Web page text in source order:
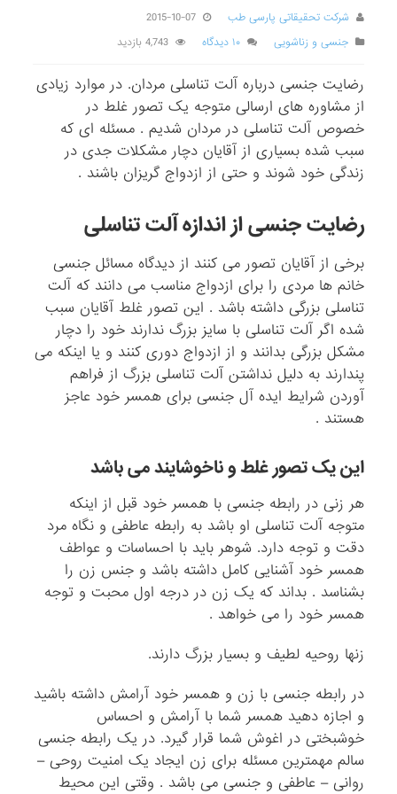
شرکت تحقیقاتی پارسی طب
2015-10-07
جنسی و زناشویی
۱۰ دیدگاه 4,743 بازدید
رضایت جنسی درباره آلت تناسلی مردان. در موارد زیادی
از مشاوره های ارسالی متوجه یک تصور غلط در
خصوص آلت تناسلی در مردان شدیم . مسئله ای که
سبب شده بسیاری از آقایان دچار مشکلات جدی در
زندگی خود شوند و حتی از ازدواج گریزان باشند .
رضایت جنسی از اندازه آلت تناسلی
برخی از آقایان تصور می کنند از دیدگاه مسائل جنسی
خانم ها مردی را برای ازدواج مناسب می دانند که آلت
تناسلی بزرگی داشته باشد . این تصور غلط آقایان سبب
شده اگر آلت تناسلی با سایز بزرگ ندارند خود را دچار
مشکل بزرگی بدانند و از ازدواج دوری کنند و یا اینکه می
پندارند به دلیل نداشتن آلت تناسلی بزرگ از فراهم
آوردن شرایط ایده آل جنسی برای همسر خود عاجز
هستند .
این یک تصور غلط و ناخوشایند می باشد
هر زنی در رابطه جنسی با همسر خود قبل از اینکه
متوجه آلت تناسلی او باشد به رابطه عاطفی و نگاه مرد
دقت و توجه دارد. شوهر باید با احساسات و عواطف
همسر خود آشنایی کامل داشته باشد و جنس زن را
بشناسد . بداند که یک زن در درجه اول محبت و توجه
همسر خود را می خواهد .
زنها روحیه لطیف و بسیار بزرگ دارند.
در رابطه جنسی با زن و همسر خود آرامش داشته باشید
و اجازه دهید همسر شما با آرامش و احساس
خوشبختی در اغوش شما قرار گیرد. در یک رابطه جنسی
سالم مهمترین مسئله برای زن ایجاد یک امنیت روحی –
روانی – عاطفی و جنسی می باشد . وقتی این محیط